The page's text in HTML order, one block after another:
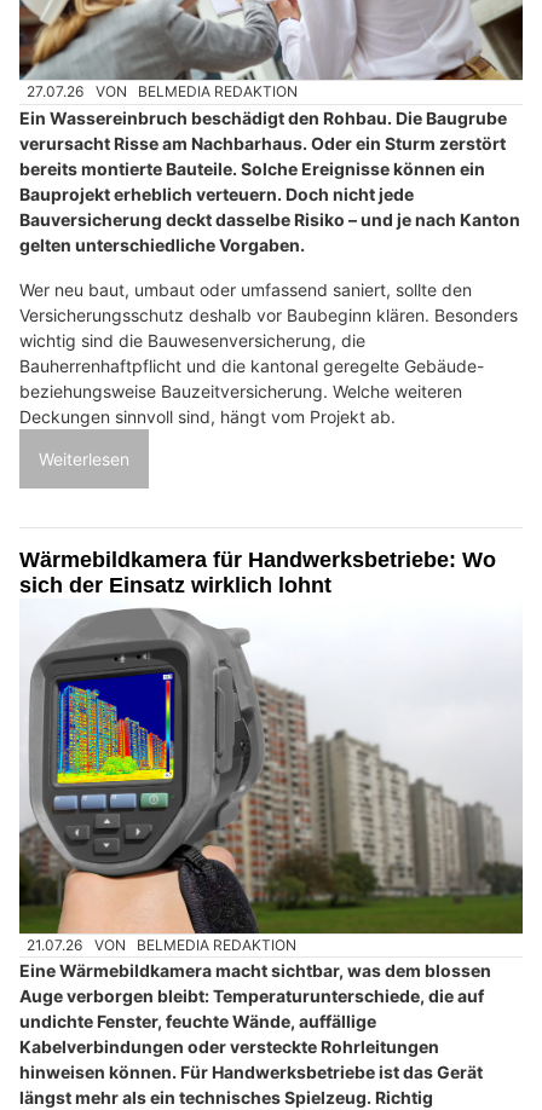
27.07.26 VON BELMEDIA REDAKTION
Ein Wassereinbruch beschädigt den Rohbau. Die Baugrube
verursacht Risse am Nachbarhaus. Oder ein Sturm zerstört
bereits montierte Bauteile. Solche Ereignisse können ein
Bauprojekt erheblich verteuern. Doch nicht jede
Bauversicherung deckt dasselbe Risiko – und je nach Kanton
gelten unterschiedliche Vorgaben.
Wer neu baut, umbaut oder umfassend saniert, sollte den
Versicherungsschutz deshalb vor Baubeginn klären. Besonders
wichtig sind die Bauwesenversicherung, die
Bauherrenhaftpflicht und die kantonal geregelte Gebäude-
beziehungsweise Bauzeitversicherung. Welche weiteren
Deckungen sinnvoll sind, hängt vom Projekt ab.
Weiterlesen
Wärmebildkamera für Handwerksbetriebe: Wo
sich der Einsatz wirklich lohnt
21.07.26 VON BELMEDIA REDAKTION
Eine Wärmebildkamera macht sichtbar, was dem blossen
Auge verborgen bleibt: Temperaturunterschiede, die auf
undichte Fenster, feuchte Wände, auffällige
Kabelverbindungen oder versteckte Rohrleitungen
hinweisen können. Für Handwerksbetriebe ist das Gerät
längst mehr als ein technisches Spielzeug. Richtig